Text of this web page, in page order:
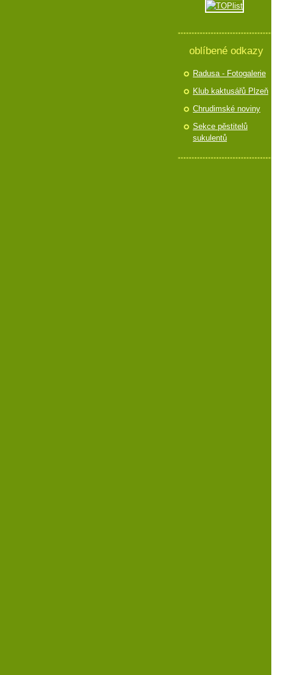
oblíbené odkazy
Radusa - Fotogalerie
Klub kaktusářů Plzeň
Chrudimské noviny
Sekce pěstitelů
sukulentů